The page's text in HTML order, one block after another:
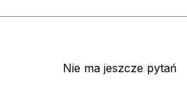
Nie ma jeszcze pytań